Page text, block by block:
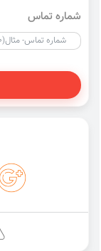
شماره تماس